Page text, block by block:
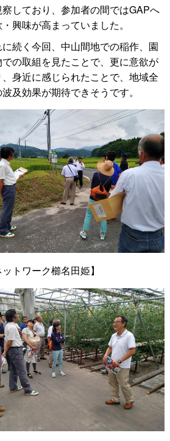
しており、参加者の間ではGAPへ
興味が高まっていました。
続く今回、中山間地での稲作、園
の取組を見たことで、更に意欲が
身近に感じられたことで、地域全
及効果が期待できそうです。
トワーク櫛名田姫】